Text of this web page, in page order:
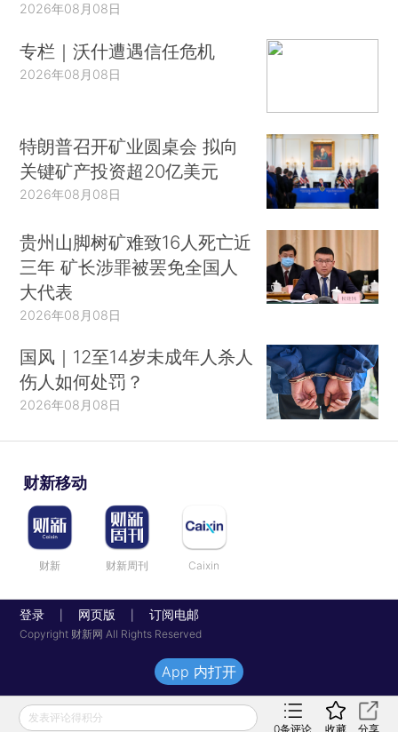
2026年08月08日
专栏｜沃什遭遇信任危机
2026年08月08日
特朗普召开矿业圆桌会 拟向
关键矿产投资超20亿美元
2026年08月08日
贵州山脚树矿难致16人死亡近
三年 矿长涉罪被罢免全国人
大代表
2026年08月08日
国风｜12至14岁未成年人杀人
伤人如何处罚？
2026年08月08日
财新移动
财新 财新周刊 Caixin
登录 网页版 订阅电邮
Copyright 财新网 All Rights Reserved
发表评论得积分
0条评论 收藏 分享
App 内打开